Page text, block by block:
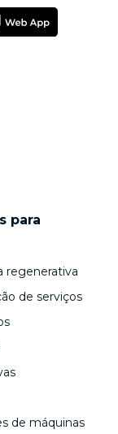
para
regenerativa
de serviços
de máquinas